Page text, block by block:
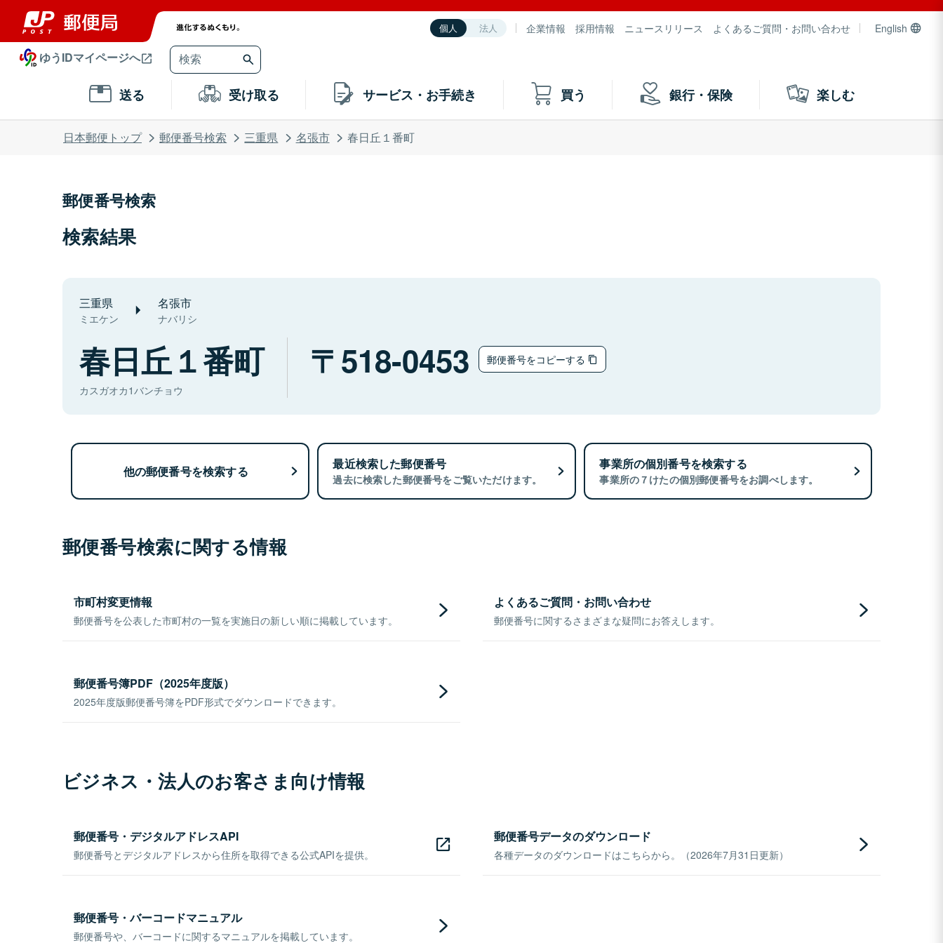
個人 法人 企業情報 採用情報 ニュースリリース よくあるご質問・お問い合わせ English
ゆうIDマイページへ
送る 受け取る サービス・お手続き 買う 銀行・保険 楽しむ
日本郵便トップ 郵便番号検索 三重県 名張市 春日丘１番町
郵便番号検索
検索結果
三重県
ミエケン
名張市
ナバリシ
春日丘１番町
カスガオカ1バンチョウ
518-0453 郵便番号をコピーする
他の郵便番号を検索する 最近検索した郵便番号
過去に検索した郵便番号をご覧いただけます。
事業所の個別番号を検索する
事業所の７けたの個別郵便番号をお調べします。
郵便番号検索に関する情報
市町村変更情報
郵便番号を公表した市町村の一覧を実施日の新しい順に掲載しています。
よくあるご質問・お問い合わせ
郵便番号に関するさまざまな疑問にお答えします。
郵便番号簿PDF（2025年度版）
2025年度版郵便番号簿をPDF形式でダウンロードできます。
ビジネス・法人のお客さま向け情報
郵便番号・デジタルアドレスAPI
郵便番号とデジタルアドレスから住所を取得できる公式APIを提供。
郵便番号データのダウンロード
各種データのダウンロードはこちらから。（2026年7月31日更新）
郵便番号・バーコードマニュアル
郵便番号や、バーコードに関するマニュアルを掲載しています。